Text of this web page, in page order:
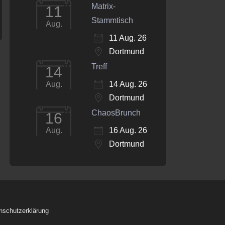
11
Aug.
Matrix-
Stammtisch
11 Aug. 26
Dortmund
14
Aug.
Treff
14 Aug. 26
Dortmund
16
Aug.
ChaosBrunch
16 Aug. 26
Dortmund